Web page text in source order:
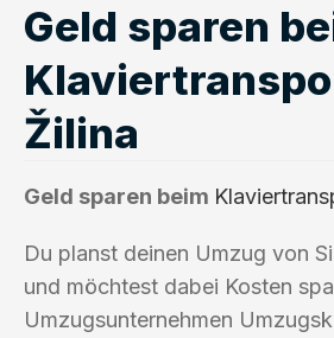
Geld sparen
Žilina
Geld sparen beim
Du planst deinen Umzug von
und möchtest dabei Kosten
Umzugsunternehmen